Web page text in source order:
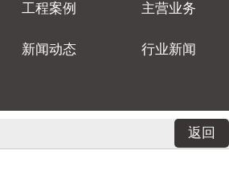
工程案例 主营业务
新闻动态 行业新闻
返回